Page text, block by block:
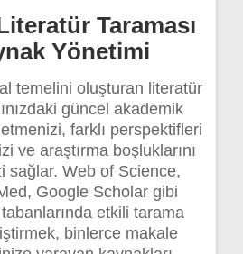
Taraması
Yönetimi
temelini oluşturan literatür
güncel akademik
farklı perspektifleri
ve araştırma boşluklarını
sağlar. Web of Science,
Google Scholar gibi
etkili tarama
binlerce makale